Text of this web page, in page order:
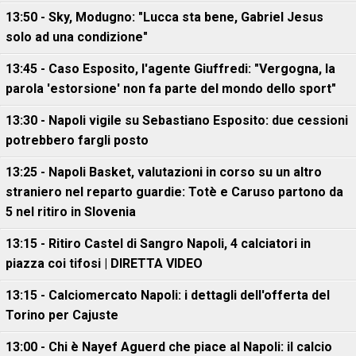
13:50 - Sky, Modugno: "Lucca sta bene, Gabriel Jesus
solo ad una condizione"
13:45 - Caso Esposito, l'agente Giuffredi: "Vergogna, la
parola 'estorsione' non fa parte del mondo dello sport"
13:30 - Napoli vigile su Sebastiano Esposito: due cessioni
potrebbero fargli posto
13:25 - Napoli Basket, valutazioni in corso su un altro
straniero nel reparto guardie: Totè e Caruso partono da
5 nel ritiro in Slovenia
13:15 - Ritiro Castel di Sangro Napoli, 4 calciatori in
piazza coi tifosi | DIRETTA VIDEO
13:15 - Calciomercato Napoli: i dettagli dell'offerta del
Torino per Cajuste
13:00 - Chi è Nayef Aguerd che piace al Napoli: il calcio